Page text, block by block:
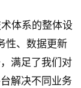
体系的整体设
性、数据更新
满足了我们对
解决不同业务